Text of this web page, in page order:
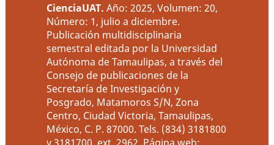
CienciaUAT. Año: 2025, Volumen: 20,
Número: 1, julio a diciembre.
Publicación multidisciplinaria
semestral editada por la Universidad
Autónoma de Tamaulipas, a través del
Consejo de publicaciones de la
Secretaría de Investigación y
Posgrado, Matamoros S/N, Zona
Centro, Ciudad Victoria, Tamaulipas,
México, C. P. 87000. Tels. (834) 3181800